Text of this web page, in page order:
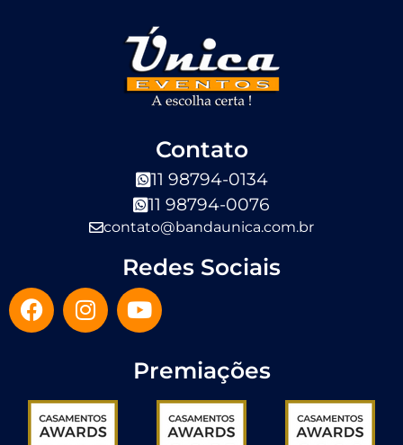
Contato
11 98794-0134
11 98794-0076
contato@bandaunica.com.br
Redes Sociais
Premiações